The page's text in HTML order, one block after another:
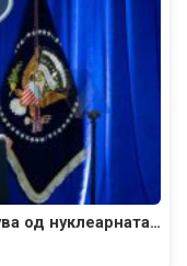
од нуклеарната…